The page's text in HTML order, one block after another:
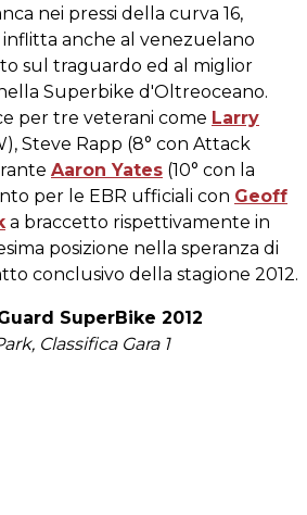
nei pressi della curva 16,
inflitta anche al venezuelano
sul traguardo ed al miglior
Superbike d'Oltreoceano.
per tre veterani come Larry
Steve Rapp (8° con Attack
Aaron Yates (10° con la
per le EBR ufficiali con Geoff
a braccetto rispettivamente in
posizione nella speranza di
conclusivo della stagione 2012.
SuperBike 2012
Classifica Gara 1